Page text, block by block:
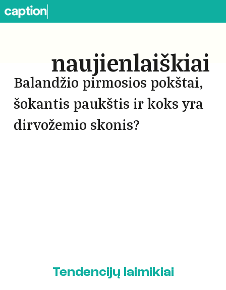
naujienlaiškiai
Balandžio pirmosios pokštai,
šokantis paukštis ir koks yra
dirvožemio skonis?
Tendencijų laimikiai